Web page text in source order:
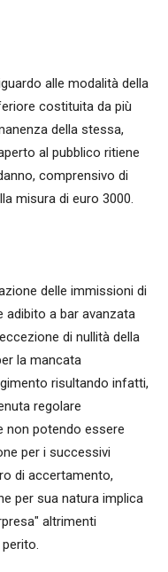
alle modalità della
costituita da più
della stessa,
al pubblico ritiene
comprensivo di
misura di euro 3000.
delle immissioni di
adibito a bar avanzata
di nullità della
la mancata
risultando infatti,
regolare
non potendo essere
per i successivi
di accertamento,
per sua natura implica
altrimenti